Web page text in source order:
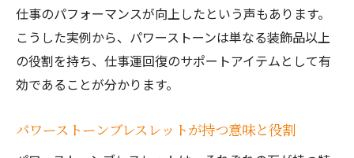
仕事のパフォーマンスが向上したという声もあります。
こうした実例から、パワーストーンは単なる装飾品以上
の役割を持ち、仕事運回復のサポートアイテムとして有
効であることが分かります。
パワーストーンブレスレットが持つ意味と役割